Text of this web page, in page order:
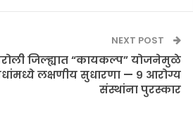
NEXT POST
जिल्ह्यात “कायकल्प” योजनेमुळे
लक्षणीय सुधारणा — ९ आरोग्य
संस्थांना पुरस्कार